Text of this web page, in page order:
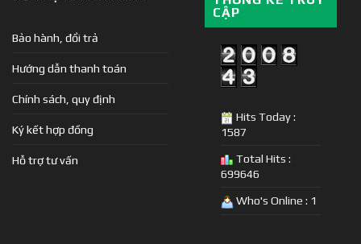
Bảo hành, đổi trả
Hướng dẫn thanh toán
Chính sách, quy định
Ký kết hợp đồng
Hỗ trợ tư vấn
CẬP
Hits Today :
1587
Total Hits :
699646
Who's Online : 1